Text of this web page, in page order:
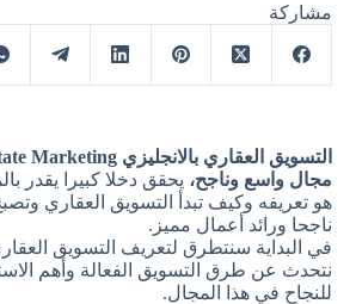
مشاركة
التسويق العقاري بالانجليزي Marketing
مجال واسع وناجح، يحقق دخلا كبيرا يقدر
هو تعريفه وكيف تبدأ التسويق العقاري
ناجحا ورائد أعمال مميز.
في البداية سنتطرق لتعريف التسويق
نتحدث عن طرق التسويق الفعالة وأهم
للنجاح في هذا المجال.